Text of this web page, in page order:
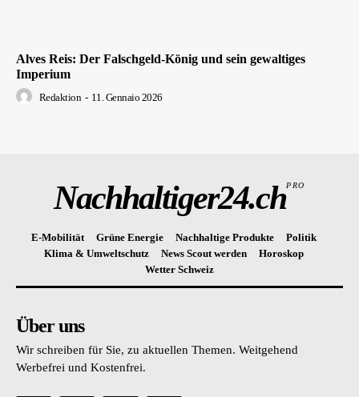
Alves Reis: Der Falschgeld-König und sein gewaltiges
Imperium
Redaktion - 11. Gennaio 2026
Nachhaltiger24.chPRO
E-Mobilität Grüne Energie Nachhaltige Produkte
Politik
Klima & Umweltschutz
News Scout werden
Horoskop
Wetter Schweiz
Über uns
Wir schreiben für Sie, zu aktuellen Themen. Weitgehend
Werbefrei und Kostenfrei.